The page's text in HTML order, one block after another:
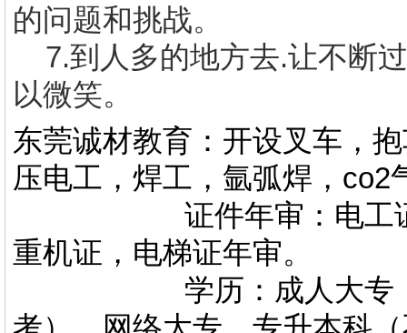
的问题和挑战。
7.到人多的地方去.让不断
以微笑。
东莞诚材教育：开设叉车，
压电工，焊工，氩弧焊，co2
证件年审：电工证，
重机证，电梯证年审。
学历：成人大专，专